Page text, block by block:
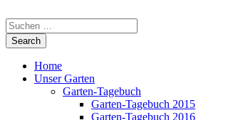
Home
Unser Garten
Garten-Tagebuch
Garten-Tagebuch 2015
Garten-Tagebuch 2016